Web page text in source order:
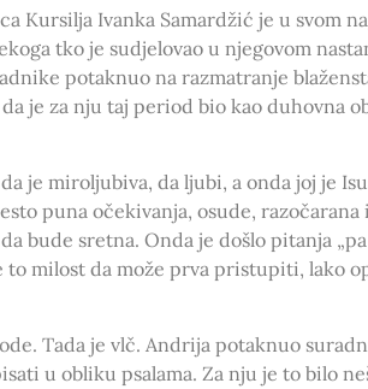
Kursilja Ivanka Samardžić je u svom
tko je sudjelovao u njegovom
potaknuo na razmatranje
je za nju taj period bio kao duhovna
je miroljubiva, da ljubi, a onda joj je
puna očekivanja, osude, razočarana
bude sretna. Onda je došlo pitanja
to milost da može prva pristupiti, lako
Tada je vlč. Andrija potaknuo
u obliku psalama. Za nju je to bilo